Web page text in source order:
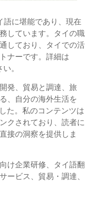
語に堪能であり、現在
しています。タイの職
しており、タイでの活
ナーです。詳細は
。
発、貿易と調達、旅
、自分の海外生活を
た。私のコンテンツは
クされており、読者に
接の洞察を提供しま
け企業研修、タイ語翻
ービス、貿易・調達、